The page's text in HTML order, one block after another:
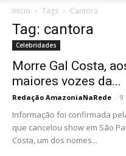
Início Tags Cantora
Tag: cantora
Celebridades
Morre Gal Costa,
maiores vozes da...
Redação AmazoniaNaRede - 9
Informação foi confirmada
que cancelou show em São
Costa, um dos nomes...